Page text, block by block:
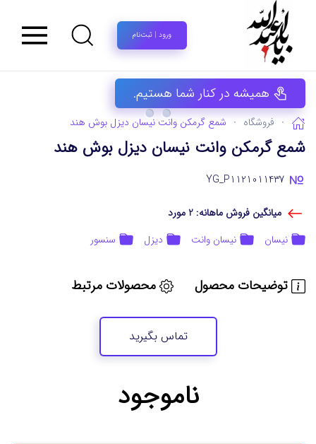
ورود | ثبت‌نام
همیشه در کنار شما هستیم.
فروشگاه شمع گرمکن وانت نیسان دیزل بوش هند
شمع گرمکن وانت نیسان دیزل بوش هند
میانگین فروش ماهانه: 2 مورد
نیسان
نیسان وانت دیزل سنسور
توضیحات محصول محصولات مرتبط
تماس بگیرید
ناموجود